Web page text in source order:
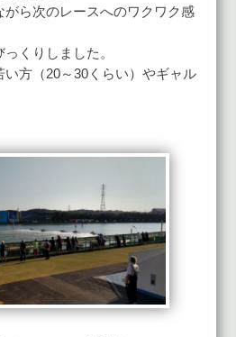
がら次のレースへのワクワク感
くりしました。
方（20～30くらい）やギャル